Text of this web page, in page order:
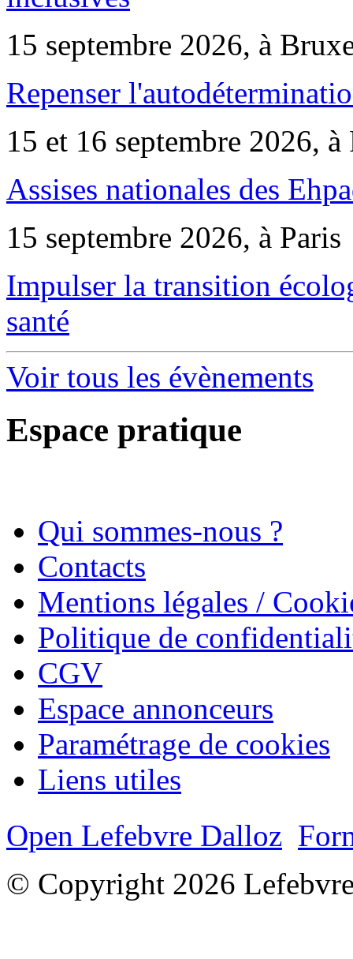
15 septembre 2026, à
Repenser
15 et 16 septembre 2026, à
Assises nationales des
15 septembre 2026, à Paris
Impulser la transition
santé
Voir tous les évènements
Espace pratique
Qui sommes-nous ?
Contacts
Mentions légales /
Politique de
CGV
Espace annonceurs
Paramétrage de cookies
Liens utiles
Open Lefebvre Dalloz
© Copyright 2026